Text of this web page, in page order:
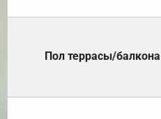
Пол террасы/балкона